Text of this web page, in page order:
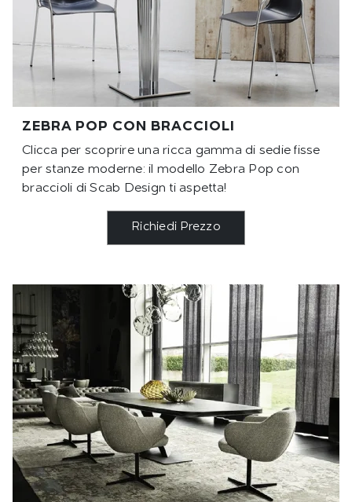
ZEBRA POP CON BRACCIOLI
Clicca per scoprire una ricca gamma di sedie fisse
per stanze moderne: il modello Zebra Pop con
braccioli di Scab Design ti aspetta!
Richiedi Prezzo